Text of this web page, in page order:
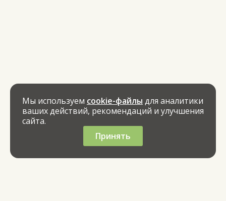
Мы используем cookie-файлы для аналитики
ваших действий, рекомендаций и улучшения
сайта.
Принять